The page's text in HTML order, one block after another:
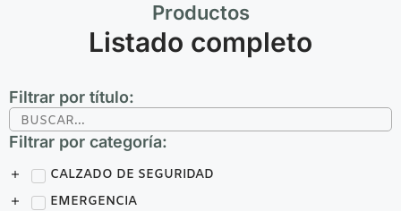
Productos
Listado completo
Filtrar por título:
Filtrar por categoría:
CALZADO DE SEGURIDAD
EMERGENCIA